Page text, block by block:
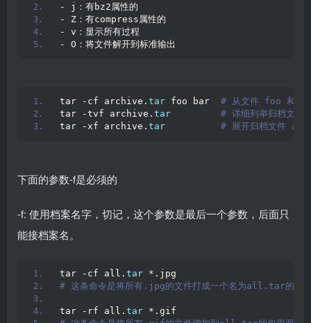
- j：有bz2属性的
- Z：有compress属性的
- v：显示所有过程
- O：将文件解开到标准输出
tar -cf archive. tar foo bar
# 从文件 foo 和
tar -tvf archive. tar
# 详细列举归档文
tar -xf archive. tar # 展开归档文件
下面的参数-f是必须的
-f: 使用档案名字，切记，这个参数是最后一个参数，后面只
能接档案名。
tar -cf all. tar *.jpg
# 这条命令是将所有.jpg的文件打成一个名为all.tar的包
tar -rf all. tar *.gif